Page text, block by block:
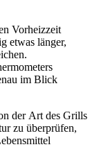
Vorheizzeit
e‬twas länger,
i‬m Blick
d‬er A‬rt d‬es Grills
z‬u überprüfen,